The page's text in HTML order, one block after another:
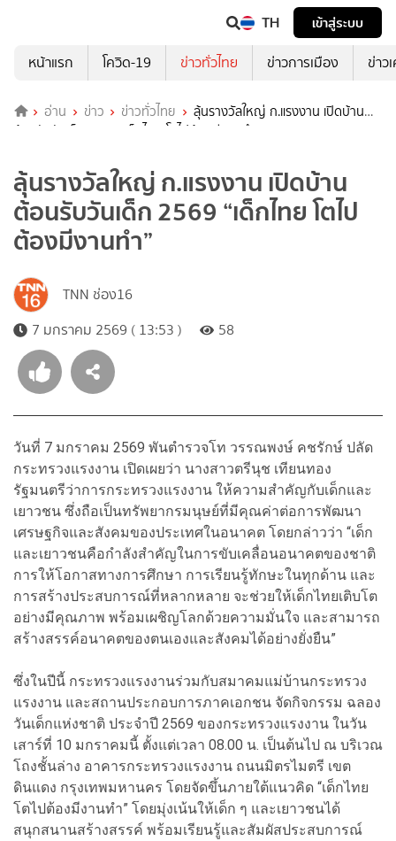
TH
เข้าสู่ระบบ
หน้าแรก
โควิด-19 ข่าวทั่วไทย ข่าวการเมือง ข่าว
อ่าน ข่าว ข่าวทั่วไทย
ลุ้นรางวัลใหญ่ ก.แรงงาน เปิดบ้าน
ต้อนรับวันเด็ก 2569 “เด็กไทย โตไปต้องมีงานทำ”
ลุ้นรางวัลใหญ่ ก.แรงงาน เปิดบ้าน
ต้อนรับวันเด็ก 2569 “เด็กไทย โตไป
ต้องมีงานทำ”
TNN ช่อง16
7 มกราคม 2569 ( 13:53 )
58
วันที่ 7 มกราคม 2569 พันตำรวจโท วรรณพงษ์ คชรักษ์ ปลัด
กระทรวงแรงงาน เปิดเผยว่า นางสาวตรีนุช เทียนทอง
รัฐมนตรีว่าการกระทรวงแรงงาน ให้ความสำคัญกับเด็กและ
เยาวชน ซึ่งถือเป็นทรัพยากรมนุษย์ที่มีคุณค่าต่อการพัฒนา
เศรษฐกิจและสังคมของประเทศในอนาคต โดยกล่าวว่า “เด็ก
และเยาวชนคือกำลังสำคัญในการขับเคลื่อนอนาคตของชาติ
การให้โอกาสทางการศึกษา การเรียนรู้ทักษะในทุกด้าน และ
การสร้างประสบการณ์ที่หลากหลาย จะช่วยให้เด็กไทยเติบโต
อย่างมีคุณภาพ พร้อมเผชิญโลกด้วยความมั่นใจ และสามารถ
สร้างสรรค์อนาคตของตนเองและสังคมได้อย่างยั่งยืน”
ซึ่งในปีนี้ กระทรวงแรงงานร่วมกับสมาคมแม่บ้านกระทรวง
แรงงาน และสถานประกอบการภาคเอกชน จัดกิจกรรม ฉลอง
วันเด็กแห่งชาติ ประจำปี 2569 ของกระทรวงแรงงาน ในวัน
เสาร์ที่ 10 มกราคมนี้ ตั้งแต่เวลา 08.00 น. เป็นต้นไป ณ บริเวณ
โถงชั้นล่าง อาคารกระทรวงแรงงาน ถนนมิตรไมตรี เขต
ดินแดง กรุงเทพมหานคร โดยจัดขึ้นภายใต้แนวคิด “เด็กไทย
โตไปต้องมีงานทำ” โดยมุ่งเน้นให้เด็ก ๆ และเยาวชนได้
สนุกสนานสร้างสรรค์ พร้อมเรียนรู้และสัมผัสประสบการณ์